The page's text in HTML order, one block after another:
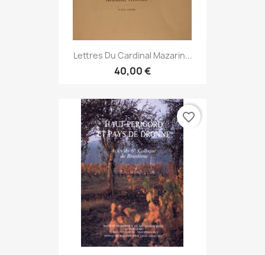
Lettres Du Cardinal Mazarin...
40,00 €
favorite_border